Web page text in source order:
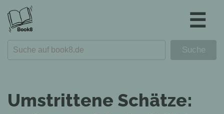
☰
Umstrittene Schätze: